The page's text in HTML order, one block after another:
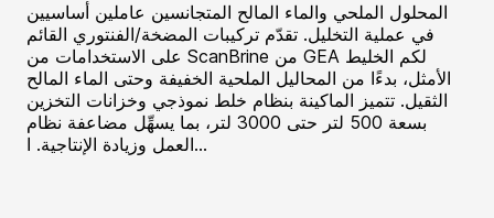
المحلول الملحي والماء المالح المتجانسين عاملين أساسيين
في عملية التخليل. تقدّم تركيبات المضخة/الفنتوري القائم
على الاستخدامات من ScanBrine من GEA لكم الخليط
الأمثل، بدءًا من المحاليل الملحية الخفيفة وحتى الماء المالح
الثقيل. تتميز الماكينة بنظام خلط نموذجي وخزانات التخزين
بسعة 500 لتر حتى 3000 لتر، بما يسهِّل مضاعفة نظام
العمل وزيادة الإنتاجية. ا...